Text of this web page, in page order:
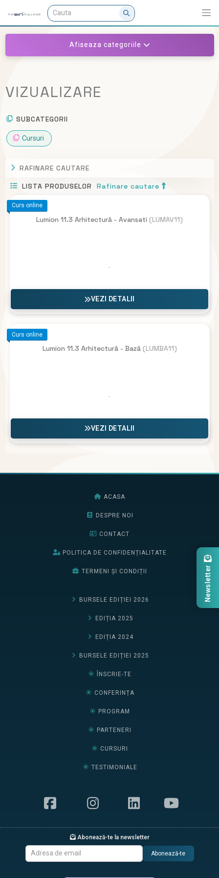
Afiseaza categoriile
VIZUALIZARE
SUBCATEGORII
Cursuri
RAFINARE CAUTARE
LISTA PRODUSELOR Rafinare cautare
Curs online
Lumion 11.3 Arhitectură - Avansati (LUMAV11)
VEZI DETALII
Curs online
Lumion 11.3 Arhitectură - Bază (LUMBA11)
VEZI DETALII
ACASA
DESPRE NOI
CONTACT
POLITICA DE CONFIDENȚIALITATE
TERMENI ȘI CONDIȚII
BURSELE EDIȚIEI 2026
EDIȚIA 2025
EDIȚIA 2024
BURSELE EDIȚIEI 2025
ÎNSCRIE-TE
CONFERINȚA
PROGRAM
PARTENERI
CURSURI
TESTIMONIALE
Abonează-te la newsletter
Abonează-te
Newsletter